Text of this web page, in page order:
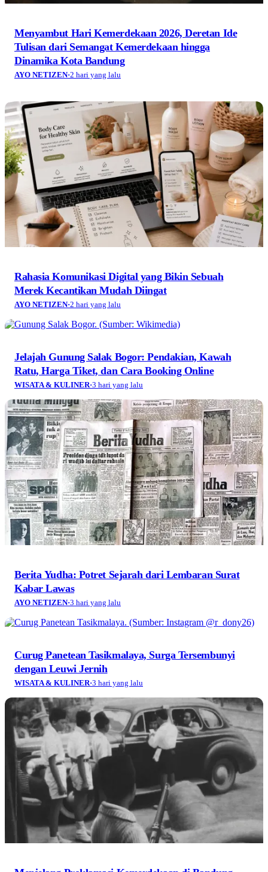
Menyambut Hari Kemerdekaan 2026, Deretan Ide
Tulisan dari Semangat Kemerdekaan hingga
Dinamika Kota Bandung
AYO NETIZEN·2 hari yang lalu
Rahasia Komunikasi Digital yang Bikin Sebuah
Merek Kecantikan Mudah Diingat
AYO NETIZEN·2 hari yang lalu
Jelajah Gunung Salak Bogor: Pendakian, Kawah
Ratu, Harga Tiket, dan Cara Booking Online
WISATA & KULINER·3 hari yang lalu
Berita Yudha: Potret Sejarah dari Lembaran Surat
Kabar Lawas
AYO NETIZEN·3 hari yang lalu
Curug Panetean Tasikmalaya, Surga Tersembunyi
dengan Leuwi Jernih
WISATA & KULINER·3 hari yang lalu